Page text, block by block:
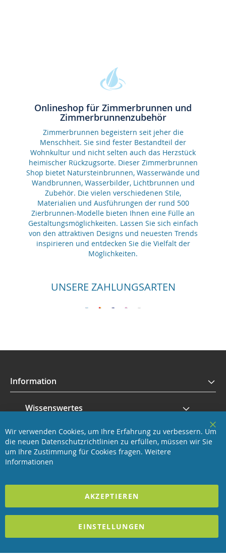
Onlineshop für Zimmerbrunnen und
Zimmerbrunnenzubehör
Zimmerbrunnen begeistern seit jeher die
Menschheit. Sie sind fester Bestandteil der
Wohnkultur und nicht selten auch das Herzstück
heimischer Rückzugsorte. Dieser Zimmerbrunnen
Shop bietet Natursteinbrunnen, Wasserwände und
Wandbrunnen, Wasserbilder, Lichtbrunnen und
Zubehör. Die vielen verschiedenen Stile,
Materialien und Ausführungen der rund 500
Zierbrunnen-Modelle bieten Ihnen eine Fülle an
Gestaltungsmöglichkeiten. Lassen Sie sich einfach
von den attraktiven Designs und neuesten Trends
inspirieren und entdecken Sie die Vielfalt der
Möglichkeiten.
UNSERE ZAHLUNGSARTEN
Information
Wissenswertes
Service
Revisage GmbH
Wir verwenden Cookies, um Ihre Erfahrung zu verbessern. Um
die neuen Datenschutzrichtlinien zu erfüllen, müssen wir Sie
um Ihre Zustimmung für Cookies fragen. Weitere
Informationen
AKZEPTIEREN
EINSTELLUNGEN